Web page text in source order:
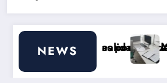
NEWS
Atendimento
Apostila de Haia Portugal